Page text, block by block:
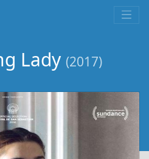
Lady (2017)